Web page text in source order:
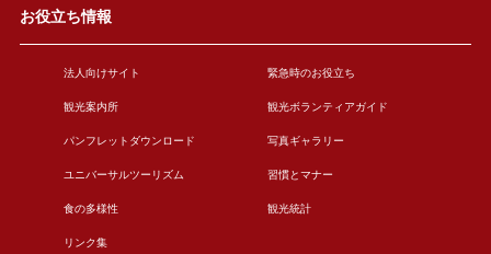
お役立ち情報
法人向けサイト 緊急時のお役立ち
観光案内所 観光ボランティアガイド
パンフレットダウンロード 写真ギャラリー
ユニバーサルツーリズム 習慣とマナー
食の多様性 観光統計
リンク集